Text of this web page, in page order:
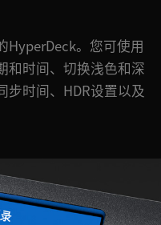
HyperDeck。您可使用
和时间、切换浅色和深
步时间、HDR设置以及